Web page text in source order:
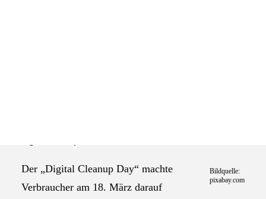
Bildquelle:
pixabay.com
Der „Digital Cleanup Day“ machte
Verbraucher am 18. März darauf